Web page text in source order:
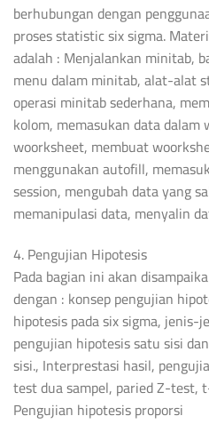
berhubungan dengan
proses statistic six sigma.
adalah : Menjalankan minitab,
menu dalam minitab, alat-alat
operasi minitab sederhana,
kolom, memasukan data
woorksheet, membuat
menggunakan autofill,
session, mengubah data yang
memanipulasi data, menyalin
4. Pengujian Hipotesis
Pada bagian ini akan
dengan : konsep pengujian
hipotesis pada six sigma, jenis-
pengujian hipotesis satu sisi
sisi., Interprestasi hasil,
test dua sampel, paried Z-test,
Pengujian hipotesis proporsi